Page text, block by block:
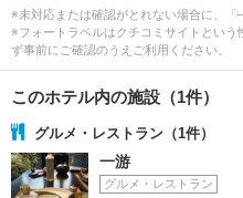
※未対応または確認がとれない場合に、「
※フォートラベルはクチコミサイトとい
ず事前にご確認のうえご利用ください。
このホテル内の施設（1件）
グルメ・レストラン（1件）
一游
グルメ・レストラン